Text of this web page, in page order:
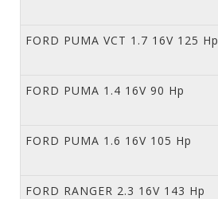
FORD PUMA VCT 1.7 16V 125 Hp
FORD PUMA 1.4 16V 90 Hp
FORD PUMA 1.6 16V 105 Hp
FORD RANGER 2.3 16V 143 Hp